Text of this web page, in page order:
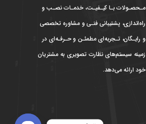
مـحصـولات بـا کیـفیـت، خدمـات نصـب و
راه‌اندازی، پشتیبانی فنـی و مشاوره تخصصی
و رایـگان، تـجربه‌ای مطمئـن و حـرفـه‌ای در
زمینه سیستم‌های نظارت تصویری به مشتریان
خود ارائه می‌دهد.